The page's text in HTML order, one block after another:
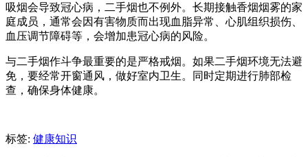
吸烟会导致冠心病，二手烟也不例外。长期接触香烟烟雾的家
庭成员，通常会因有害物质而出现血脂异常、心肌组织损伤、
血压调节障碍等，会增加患冠心病的风险。
与二手烟作斗争最重要的是严格戒烟。如果二手烟环境无法避
免，要经常开窗通风，做好室内卫生。同时定期进行肺部检
查，确保身体健康。
标签: 健康知识